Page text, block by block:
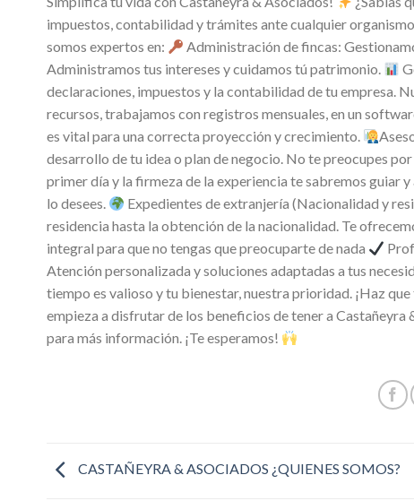
impuestos, contabilidad y trámites ante cualquier
somos expertos en:
Administración de fincas:
Administramos tus intereses y cuidamos tú patrimonio.
declaraciones, impuestos y la contabilidad de tu empresa.
recursos, trabajamos con registros mensuales, en un
es vital para una correcta proyección y crecimiento.
desarrollo de tu idea o plan de negocio. No te preocupes
primer día y la firmeza de la experiencia te sabremos guiar
lo desees.
Expedientes de extranjería (Nacionalidad y
residencia hasta la obtención de la nacionalidad. Te
integral para que no tengas que preocuparte de nada
Atención personalizada y soluciones adaptadas a tus
tiempo es valioso y tu bienestar, nuestra prioridad. ¡Haz
empieza a disfrutar de los beneficios de tener a Castañeyra
para más información. ¡Te esperamos!
CASTAÑEYRA & ASOCIADOS ¿QUIENES SOMOS?